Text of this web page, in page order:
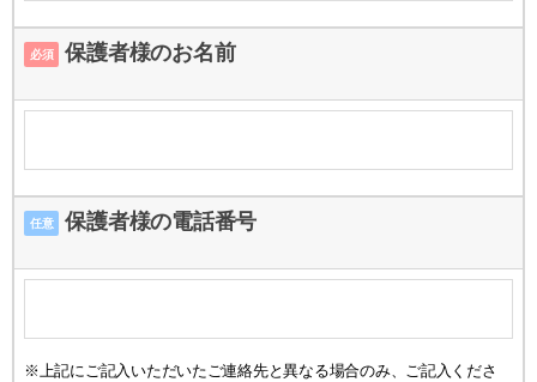
必須 保護者様のお名前
任意 保護者様の電話番号
※上記にご記入いただいたご連絡先と異なる場合のみ、ご記入くださ